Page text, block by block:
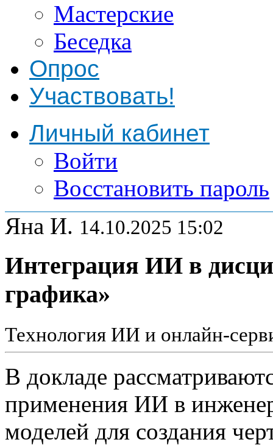
Мастерские
Беседка
Опрос
Участвовать!
Личный кабинет
Войти
Восстановить пароль
Яна И. 14.10.2025 15:02
Интеграция ИИ в
графика»
Технология ИИ и онлайн-
В докладе
применения ИИ в
моделей для создания